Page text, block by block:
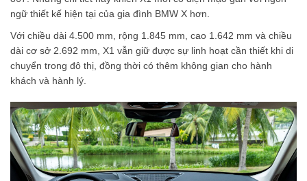
ngữ thiết kế hiện tại của gia đình BMW X hơn.
Với chiều dài 4.500 mm, rộng 1.845 mm, cao 1.642 mm và chiều
dài cơ sở 2.692 mm, X1 vẫn giữ được sự linh hoạt cần thiết khi di
chuyển trong đô thị, đồng thời có thêm không gian cho hành
khách và hành lý.